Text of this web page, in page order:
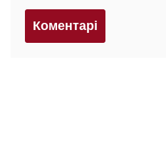
Коментарi